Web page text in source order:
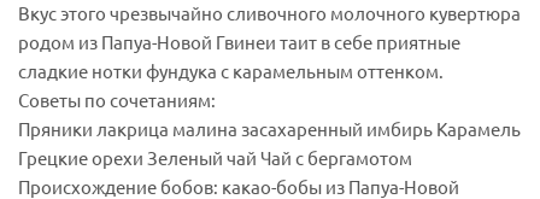
Вкус этого чрезвычайно сливочного молочного кувертюра
родом из Папуа-Новой Гвинеи таит в себе приятные
сладкие нотки фундука с карамельным оттенком.
Советы по сочетаниям:
Пряники лакрица малина засахаренный имбирь Карамель
Грецкие орехи Зеленый чай Чай с бергамотом
Происхождение бобов: какао-бобы из Папуа-Новой